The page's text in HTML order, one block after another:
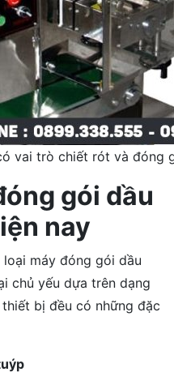
vai trò chiết rót và đóng
gói dầu
nay
máy đóng gói dầu
chủ yếu dựa trên dạng
bị đều có những đặc